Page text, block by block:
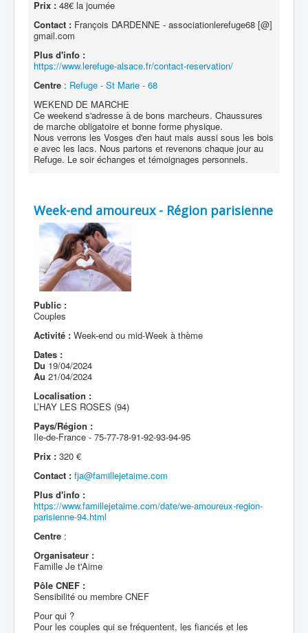
Prix : 48€ la journée
Contact : François DARDENNE - associationlerefuge68 [@]
gmail.com
Plus d'info :
https://www.lerefuge-alsace.fr/contact-reservation/
Centre : Refuge - St Marie - 68
WEKEND DE MARCHE
Ce weekend s'adresse à de bons marcheurs. Chaussures
de marche obligatoire et bonne forme physique.
Nous verrons les Vosges d'en haut mais aussi sous les bois
e avec les lacs. Nous partons et revenons chaque jour au
Refuge. Le soir échanges et témoignages personnels.
Week-end amoureux - Région parisienne
Public :
Couples
Activité : Week-end ou mid-Week à thème
Dates :
Du 19/04/2024
Au 21/04/2024
Localisation :
L’HAY LES ROSES (94)
Pays/Région :
Ile-de-France - 75-77-78-91-92-93-94-95
Prix : 320 €
Contact : fja@famillejetaime.com
Plus d'info :
https://www.famillejetaime.com/date/we-amoureux-region-
parisienne-94.html
Centre :
Organisateur :
Famille Je t'Aime
Pôle CNEF :
Sensibilité ou membre CNEF
Pour qui ?
Pour les couples qui se fréquentent, les fiancés et les